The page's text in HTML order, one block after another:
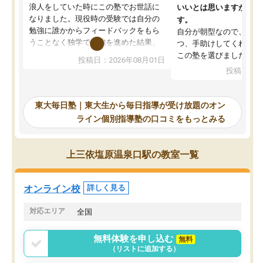
浪人をしていた時にこの塾でお世話に
なりました。現役時の受験では自分の
勉強に誰かからフィードバックをもら
うことなく独学で勉強を進めた結果、
入試本番に地歴の学習が間に合わず不
合格となってしまいました。その経験
東大毎日塾にたどり着きました。学習
の長期計画や日々の勉強のやり方につ
いて客観的なアドバイスをいただけた
ので、自信をもって受験勉強を進める
ことができました。自分のように勉強
のやり方や進捗管理で苦労している方
には特におすすめしたい塾です。
投稿日：2026年08月01日
いいとは思いますが、料
す。
自分が朝型なので、自習
つ、手助けしてくれる設
この塾を選びました。
投稿日：
東大毎日塾｜東大生から毎日指導が受け放題のオン
ライン個別指導塾の口コミをもっとみる
上三依塩原温泉口駅の教室一覧
オンライン校 詳しく見る
対応エリア 全国
無料体験を申し込む
無料
（リストに追加する）